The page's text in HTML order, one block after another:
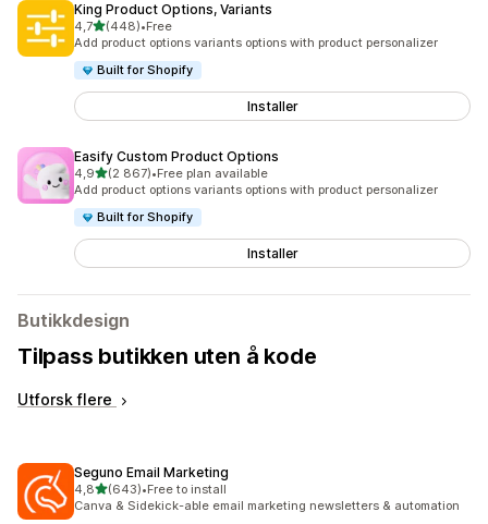
King Product Options, Variants
4,7av 5 stjerner
(448)
Totalt 448 omtaler
•Free
Add product options variants options with product personalizer
Built for Shopify
Installer
Easify Custom Product Options
4,9av 5 stjerner
(2 867)
Totalt 2867 omtaler
•Free plan available
Add product options variants options with product personalizer
Built for Shopify
Installer
Butikkdesign
Tilpass butikken uten å kode
Utforsk flere
Seguno Email Marketing
4,8av 5 stjerner
(643)
Totalt 643 omtaler
•Free to install
Canva & Sidekick-able email marketing newsletters & automation